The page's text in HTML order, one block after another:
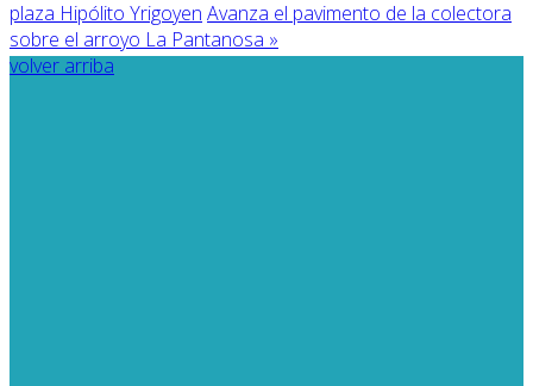
plaza Hipólito Yrigoyen Avanza el pavimento de la colectora
sobre el arroyo La Pantanosa »
volver arriba